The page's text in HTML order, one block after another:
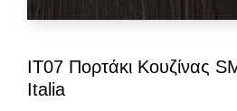
IT07 Πορτάκι Κουζίνας
Italia